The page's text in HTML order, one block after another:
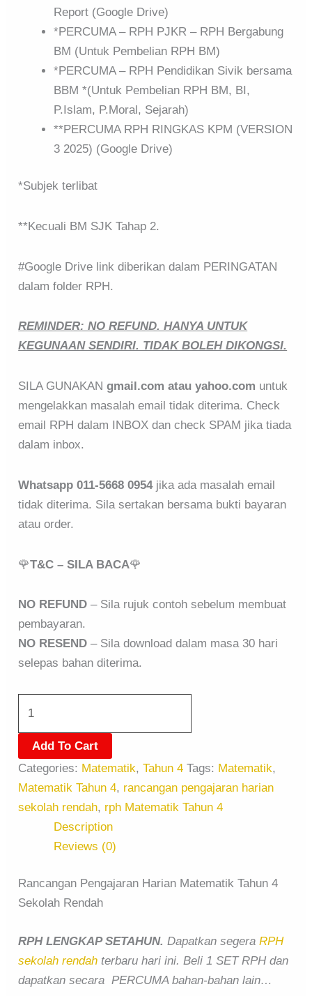
Report (Google Drive)
*PERCUMA – RPH PJKR – RPH Bergabung
BM (Untuk Pembelian RPH BM)
*PERCUMA – RPH Pendidikan Sivik bersama
BBM *(Untuk Pembelian RPH BM, BI,
P.Islam, P.Moral, Sejarah)
**PERCUMA RPH RINGKAS KPM (VERSION
3 2025) (Google Drive)
*Subjek terlibat
**Kecuali BM SJK Tahap 2.
#Google Drive link diberikan dalam PERINGATAN
dalam folder RPH.
REMINDER: NO REFUND. HANYA UNTUK
KEGUNAAN SENDIRI. TIDAK BOLEH DIKONGSI.
SILA GUNAKAN gmail.com atau yahoo.com untuk
mengelakkan masalah email tidak diterima. Check
email RPH dalam INBOX dan check SPAM jika tiada
dalam inbox.
Whatsapp 011-5668 0954jika ada masalah email
tidak diterima. Sila sertakan bersama bukti bayaran
atau order.
🌹T&C – SILA BACA🌹
NO REFUND – Sila rujuk contoh sebelum membuat
pembayaran.
NO RESEND – Sila download dalam masa 30 hari
selepas bahan diterima.
Add To Cart
Categories: Matematik,Tahun 4 Tags: Matematik,
Matematik Tahun 4, rancangan pengajaran harian
sekolah rendah, rph Matematik Tahun 4
Description
Reviews (0)
Rancangan Pengajaran Harian Matematik Tahun 4
Sekolah Rendah
RPH LENGKAP SETAHUN. Dapatkan segeraRPH
sekolah rendah terbaru hari ini. Beli 1 SET RPH dan
dapatkan secara PERCUMA bahan-bahan lain…